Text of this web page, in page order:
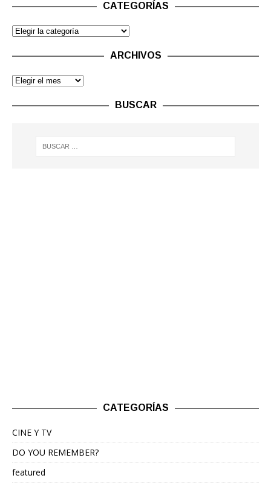
CATEGORÍAS
ARCHIVOS
BUSCAR
CATEGORÍAS
CINE Y TV
DO YOU REMEMBER?
featured